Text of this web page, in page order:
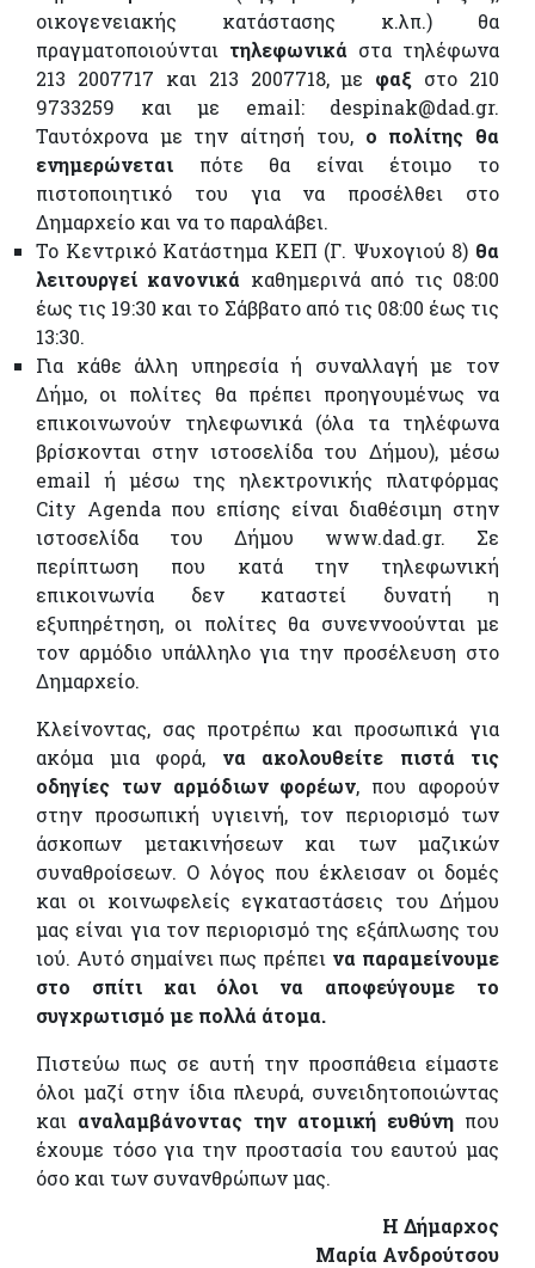
οικογενειακής κατάστασης κ.λπ.) θα
πραγματοποιούνται τηλεφωνικά στα τηλέφωνα
213 2007717 και 213 2007718, με φαξ στο 210
9733259 και με email: despinak@dad.gr.
Ταυτόχρονα με την αίτησή του,ο πολίτης θα
ενημερώνεται πότε θα είναι έτοιμο το
πιστοποιητικό του για να προσέλθει στο
Δημαρχείο και να το παραλάβει.
Το Κεντρικό Κατάστημα ΚΕΠ (Γ. Ψυχογιού 8) θα
λειτουργεί κανονικά καθημερινά από τις 08:00
έως τις 19:30 και το Σάββατο από τις 08:00 έως τις
13:30.
Για κάθε άλλη υπηρεσία ή συναλλαγή με τον
Δήμο, οι πολίτες θα πρέπει προηγουμένως να
επικοινωνούν τηλεφωνικά (όλα τα τηλέφωνα
βρίσκονται στην ιστοσελίδα του Δήμου), μέσω
email ή μέσω της ηλεκτρονικής πλατφόρμας
City Agenda που επίσης είναι διαθέσιμη στην
ιστοσελίδα του Δήμου www.dad.gr. Σε
περίπτωση που κατά την τηλεφωνική
επικοινωνία δεν καταστεί δυνατή η
εξυπηρέτηση, οι πολίτες θα συνεννοούνται με
τον αρμόδιο υπάλληλο για την προσέλευση στο
Δημαρχείο.
Κλείνοντας, σας προτρέπω και προσωπικά για
ακόμα μια φορά, να ακολουθείτε πιστά τις
οδηγίες των αρμόδιων φορέων, που αφορούν
στην προσωπική υγιεινή, τον περιορισμό των
άσκοπων μετακινήσεων και των μαζικών
συναθροίσεων. Ο λόγος που έκλεισαν οι δομές
και οι κοινωφελείς εγκαταστάσεις του Δήμου
μας είναι για τον περιορισμό της εξάπλωσης του
ιού. Αυτό σημαίνει πως πρέπει να παραμείνουμε
στο σπίτι και όλοι να αποφεύγουμε το
συγχρωτισμό με πολλά άτομα.
Πιστεύω πως σε αυτή την προσπάθεια είμαστε
όλοι μαζί στην ίδια πλευρά, συνειδητοποιώντας
και αναλαμβάνοντας την ατομική ευθύνη που
έχουμε τόσο για την προστασία του εαυτού μας
όσο και των συνανθρώπων μας.
Η Δήμαρχος
Μαρία Ανδρούτσου